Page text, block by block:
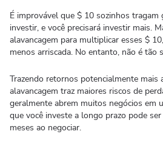
É improvável que $ 10 sozinhos tragam
investir, e você precisará investir mais.
alavancagem para multiplicar esses $
menos arriscada. No entanto, não é tão
Trazendo retornos potencialmente mais
alavancagem traz maiores riscos de
geralmente abrem muitos negócios em
que você investe a longo prazo pode
meses ao negociar.